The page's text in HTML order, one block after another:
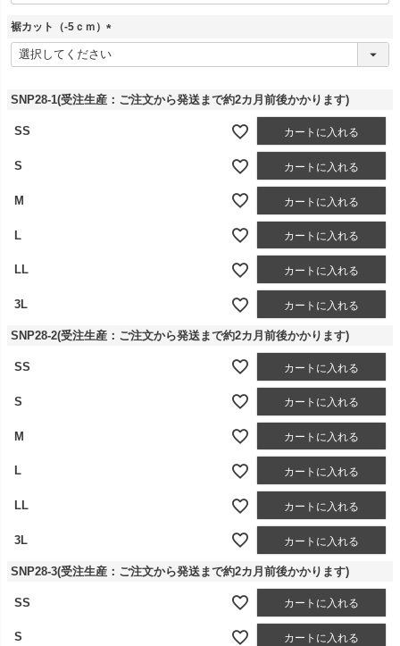
裾カット（-5ｃｍ）
(
)
SNP28-1(受注生産：ご注文から発送まで約2カ月前後かかります)
SS カートに入れる
S カートに入れる
M カートに入れる
L カートに入れる
LL カートに入れる
3L カートに入れる
SNP28-2(受注生産：ご注文から発送まで約2カ月前後かかります)
SS カートに入れる
S カートに入れる
M カートに入れる
L カートに入れる
LL カートに入れる
3L カートに入れる
SNP28-3(受注生産：ご注文から発送まで約2カ月前後かかります)
SS カートに入れる
S カートに入れる